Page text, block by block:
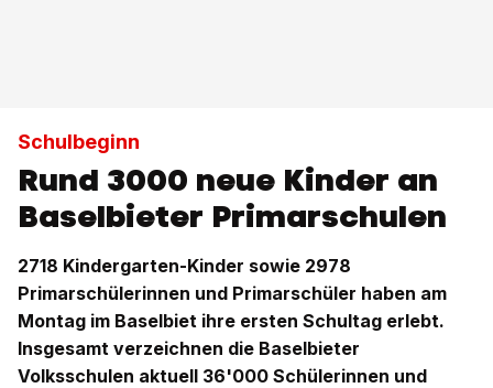
Schulbeginn
Rund 3000 neue Kinder an
Baselbieter Primarschulen
2718 Kindergarten-Kinder sowie 2978
Primarschülerinnen und Primarschüler haben am
Montag im Baselbiet ihre ersten Schultag erlebt.
Insgesamt verzeichnen die Baselbieter
Volksschulen aktuell 36'000 Schülerinnen und